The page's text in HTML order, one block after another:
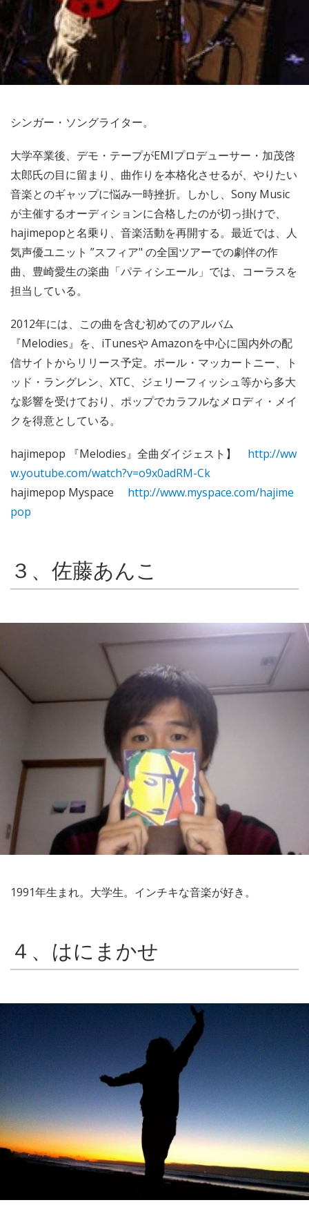
シンガー・ソングライター。
大学卒業後、デモ・テープがEMIプロデューサー・加茂啓
太郎氏の目に留まり、曲作りを本格化させるが、やりたい
音楽とのギャップに悩み一時挫折。しかし、Sony Music
が主催するオーディションに合格したのが切っ掛けで、
hajimepopと名乗り、音楽活動を再開する。最近では、人
気声優ユニット ”スフィア" の全国ツアーでの劇伴の作
曲、豊崎愛生の楽曲「パティシエール」では、コーラスを
担当している。
2012年には、この曲を含む初めてのアルバム
『Melodies』を、iTunesや Amazonを中心に国内外の配
信サイトからリリース予定。ポール・マッカートニー、ト
ッド・ラングレン、XTC、ジェリーフィッシュ等から多大
な影響を受けており、ポップでカラフルなメロディ・メイ
クを得意としている。
hajimepop 『Melodies』全曲ダイジェスト】 http://ww
w.youtube.com/watch?v=o9x0adRM-Ck
hajimepop Myspace http://www.myspace.com/hajime
pop
３、佐藤あんこ
1991年生まれ。大学生。インチキな音楽が好き。
４、はにまかせ